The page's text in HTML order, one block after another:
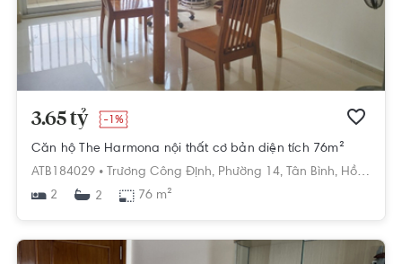
3.65 tỷ -1%
Căn hộ The Harmona nội thất cơ bản diện tích 76m²
ATB184029 • Trương Công Định, Phường 14, Tân Bình, Hồ Chí Minh
2
2 76 m²